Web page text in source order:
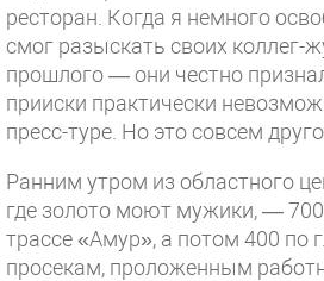
ресторан. Когда я немного
смог разыскать своих коллег-
прошлого — они честно
прииски практически
пресс-туре. Но это совсем
Ранним утром из областного
где золото моют мужики, —
трассе «Амур», а потом 400 по
просекам, проложенным